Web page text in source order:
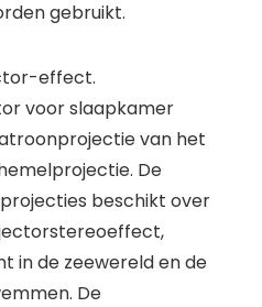
gebruikt.
effect.
voor slaapkamer
van het
De
beschikt over
in de zeewereld en de
De